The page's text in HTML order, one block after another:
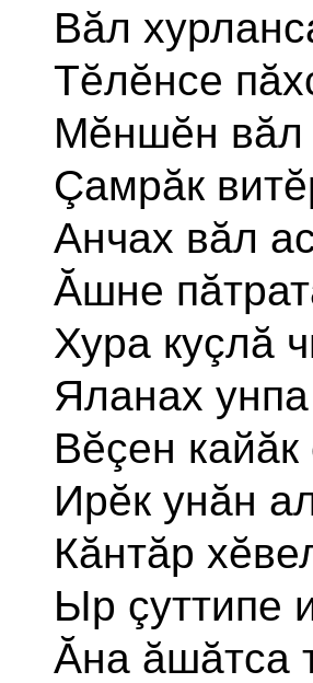
Вăл
Тĕлĕнсе
Мĕншĕн вăл
Çамрăк
Анчах вăл
Ăшне
Хура куçлă
Яланах
Вĕçен кайăк
Ирĕк унăн
Кăнтăр
Ыр çуттипе
Ăна ăшăтса